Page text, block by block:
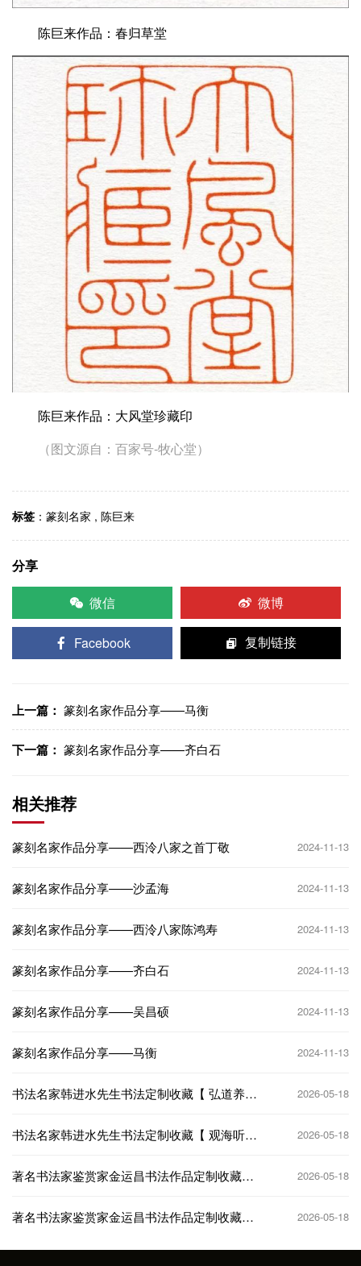
陈巨来作品：春归草堂
陈巨来作品：大风堂珍藏印
（图文源自：百家号-牧心堂）
标签 ： 篆刻名家 , 陈巨来
分享
微信
微博
Facebook 复制链接
上一篇： 篆刻名家作品分享——马衡
下一篇： 篆刻名家作品分享——齐白石
相关推荐
篆刻名家作品分享——西泠八家之首丁敬 2024-11-13
篆刻名家作品分享——沙孟海 2024-11-13
篆刻名家作品分享——西泠八家陈鸿寿 2024-11-13
篆刻名家作品分享——齐白石 2024-11-13
篆刻名家作品分享——吴昌硕 2024-11-13
篆刻名家作品分享——马衡 2024-11-13
书法名家韩进水先生书法定制收藏【 弘道养
2026-05-18
书法名家韩进水先生书法定制收藏【 观海听
2026-05-18
著名书法家鉴赏家金运昌书法作品定制收藏
2026-05-18
著名书法家鉴赏家金运昌书法作品定制收藏
2026-05-18